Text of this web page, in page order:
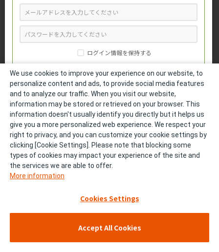
We use cookies to improve your experience on our website, to
personalize content and ads, to provide social media features
and to analyze our traffic. When you visit our website,
information may be stored or retrieved on your browser. This
information doesn't usually identify you directly but it helps us
give you a more personalized web experience. We respect your
right to privacy, and you can customize your cookie settings by
clicking [Cookie Settings]. Please note that blocking some
types of cookies may impact your experience of the site and
the services we are able to offer.
More information
Accept All Cookies
Cookies Settings
医療関係者の方は、製品基本情報と一部コンテンツをご覧いただけ
ます。
ログイン情報を保持する
パスワードをお忘れの方
medパスでログイン
DLinkでログイン